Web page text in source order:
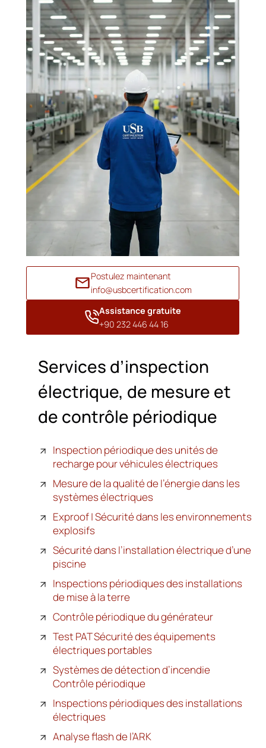
Postulez maintenant
info@usbcertification.com
Assistance gratuite
+90 232 446 44 16
Services d’inspection
électrique, de mesure et
de contrôle périodique
Inspection périodique des unités de
recharge pour véhicules électriques
Mesure de la qualité de l’énergie dans les
systèmes électriques
Exproof | Sécurité dans les environnements
explosifs
Sécurité dans l’installation électrique d’une
piscine
Inspections périodiques des installations
de mise à la terre
Contrôle périodique du générateur
Test PAT Sécurité des équipements
électriques portables
Systèmes de détection d’incendie
Contrôle périodique
Inspections périodiques des installations
électriques
Analyse flash de l’ARK